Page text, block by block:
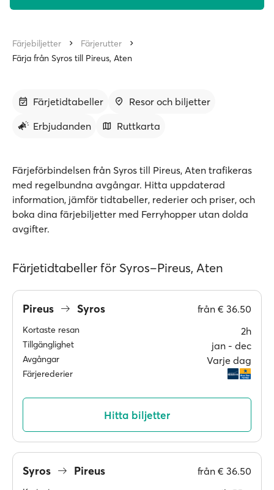
Färjebiljetter
Färjerutter
Färja från Syros till Pireus, Aten
Färjetidtabeller
Resor och biljetter
Erbjudanden
Ruttkarta
Färjeförbindelsen från Syros till Pireus, Aten trafikeras
med regelbundna avgångar. Hitta uppdaterad
information, jämför tidtabeller, rederier och priser, och
boka dina färjebiljetter med Ferryhopper utan dolda
avgifter.
Färjetidtabeller för Syros–Pireus, Aten
Pireus Syros från € 36.50
Kortaste resan 2h
Tillgänglighet jan ‐ dec
Avgångar Varje dag
Färjerederier
Hitta biljetter
Syros Pireus från € 36.50